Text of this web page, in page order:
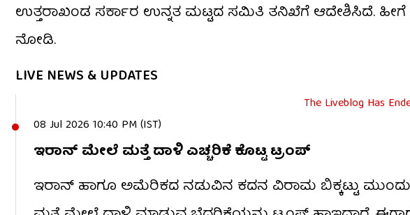
ಉತ್ತರಾಖಂಡ ಸರ್ಕಾರ ಉನ್ನತ ಮಟ್ಟದ ಸಮಿತಿ ತನಿಖೆಗೆ ಆದೇಶಿಸಿದೆ. ಹೀಗೆ
ನೋಡಿ.
LIVE NEWS & UPDATES
The Liveblog Has
08 Jul 2026 10:40 PM (IST)
ಇರಾನ್​​ ಮೇಲೆ ಮತ್ತೆ ದಾಳಿ ಎಚ್ಚರಿಕೆ ಕೊಟ್ಟ ಟ್ರಂಪ್​​
ಇರಾನ್‌ ಹಾಗೂ ಅಮೆರಿಕದ ನಡುವಿನ ಕದನ ವಿರಾಮ ಬಿಕ್ಕಟ್ಟು